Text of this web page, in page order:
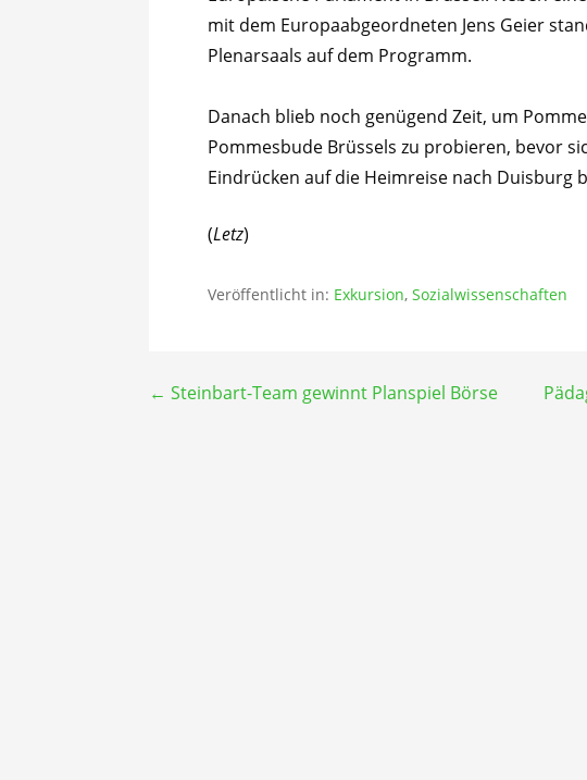
mit dem Europaabgeordneten Jens Geier
Plenarsaals auf dem Programm.
Danach blieb noch genügend Zeit, um
Pommesbude Brüssels zu probieren, bevor
Eindrücken auf die Heimreise nach Duisburg
(Letz)
Veröffentlicht in: Exkursion,Sozialwissenschaften
Beitragsnavigation
← Steinbart-Team gewinnt Planspiel Börse